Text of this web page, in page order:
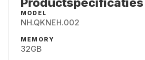
MODEL
NH.QKNEH.002
MEMORY
32GB